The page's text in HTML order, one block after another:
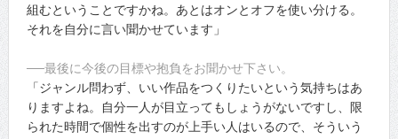
組むということですかね。あとはオンとオフを使い分ける。
それを自分に言い聞かせています」
──最後に今後の目標や抱負をお聞かせ下さい。
「ジャンル問わず、いい作品をつくりたいという気持ちはあ
りますよね。自分一人が目立ってもしょうがないですし、限
られた時間で個性を出すのが上手い人はいるので、そういう